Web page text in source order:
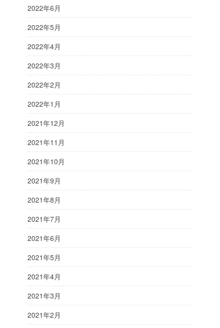
2022年6月
2022年5月
2022年4月
2022年3月
2022年2月
2022年1月
2021年12月
2021年11月
2021年10月
2021年9月
2021年8月
2021年7月
2021年6月
2021年5月
2021年4月
2021年3月
2021年2月